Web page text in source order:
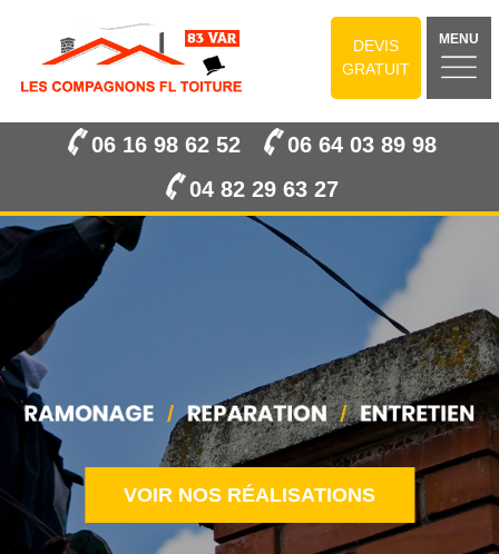
DEVIS
GRATUIT
MENU
06 16 98 62 52
06 64 03 89 98
04 82 29 63 27
VOIR NOS RÉALISATIONS